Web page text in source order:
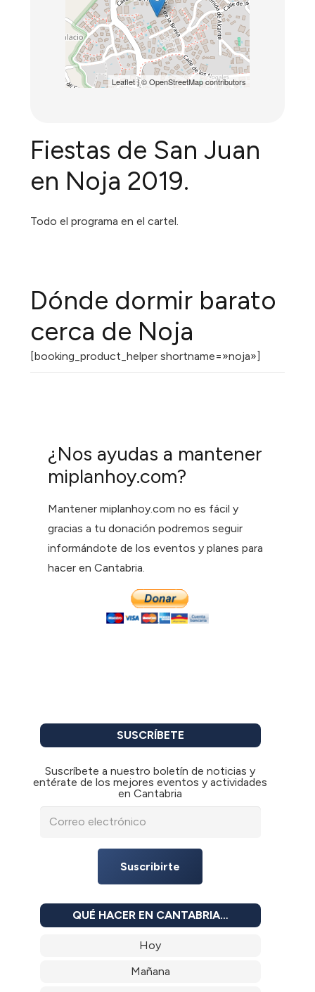
Leaflet| ©OpenStreetMapcontributors
Fiestas de San Juan
en Noja 2019.
Todo el programa en el cartel.
Dónde dormir barato
cerca de Noja
[booking_product_helper shortname=»noja»]
¿Nos ayudas a mantener
miplanhoy.com?
Mantener miplanhoy.com no es fácil y
gracias a tu donación podremos seguir
informándote de los eventos y planes para
hacer en Cantabria.
SUSCRÍBETE
Suscríbete a nuestro boletín de noticias y
entérate de los mejores eventos y actividades
en Cantabria
Suscribirte
QUÉ HACER EN CANTABRIA…
Hoy
Mañana